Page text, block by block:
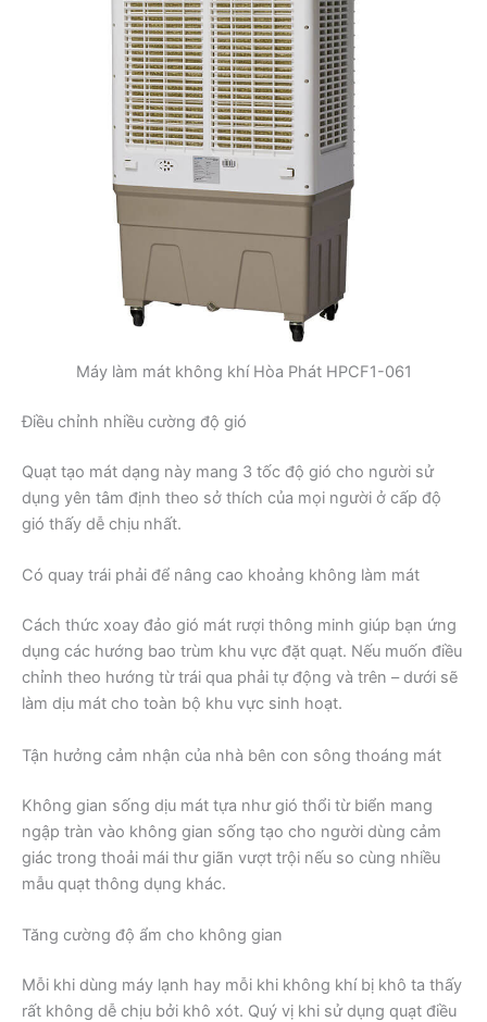
Máy làm mát không khí Hòa Phát HPCF1-061
Điều chỉnh nhiều cường độ gió
Quạt tạo mát dạng này mang 3 tốc độ gió cho người sử
dụng yên tâm định theo sở thích của mọi người ở cấp độ
gió thấy dễ chịu nhất.
Có quay trái phải để nâng cao khoảng không làm mát
Cách thức xoay đảo gió mát rượi thông minh giúp bạn ứng
dụng các hướng bao trùm khu vực đặt quạt. Nếu muốn điều
chỉnh theo hướng từ trái qua phải tự động và trên – dưới sẽ
làm dịu mát cho toàn bộ khu vực sinh hoạt.
Tận hưởng cảm nhận của nhà bên con sông thoáng mát
Không gian sống dịu mát tựa như gió thổi từ biển mang
ngập tràn vào không gian sống tạo cho người dùng cảm
giác trong thoải mái thư giãn vượt trội nếu so cùng nhiều
mẫu quạt thông dụng khác.
Tăng cường độ ẩm cho không gian
Mỗi khi dùng máy lạnh hay mỗi khi không khí bị khô ta thấy
rất không dễ chịu bởi khô xót. Quý vị khi sử dụng quạt điều